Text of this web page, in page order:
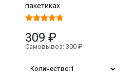
пакетиках
309 ₽
Самовывоз: 300 ₽
Количество:1